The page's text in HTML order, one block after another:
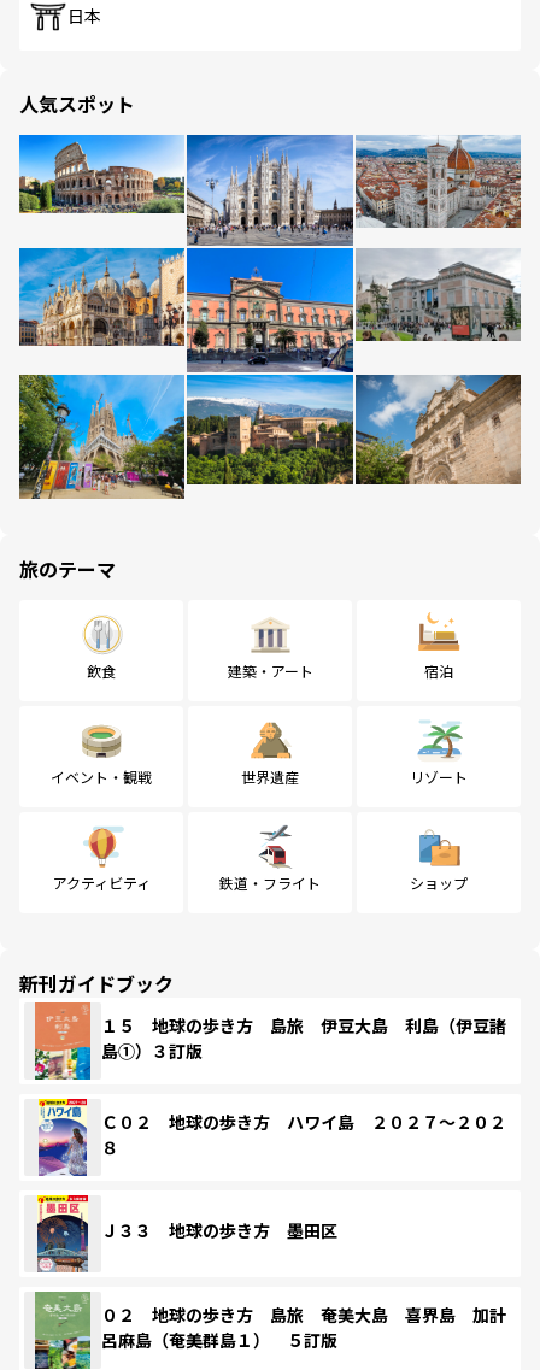
日本
人気スポット
旅のテーマ
飲食 建築・アート 宿泊
イベント・観戦 世界遺産 リゾート
アクティビティ 鉄道・フライト ショップ
新刊ガイドブック
１５ 地球の歩き方 島旅 伊豆大島 利島（伊豆諸
島①）３訂版
Ｃ０２ 地球の歩き方 ハワイ島 ２０２７～２０２
８
Ｊ３３ 地球の歩き方 墨田区
０２ 地球の歩き方 島旅 奄美大島 喜界島 加計
呂麻島（奄美群島１） ５訂版